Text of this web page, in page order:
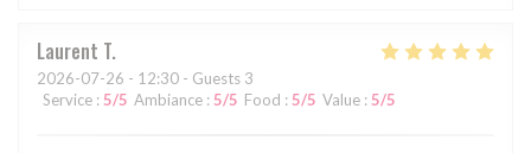
Laurent T
2026-07-26 - 12:30 - Guests 3
Service : 5/5 Ambiance : 5/5 Food : 5/5 Value : 5/5